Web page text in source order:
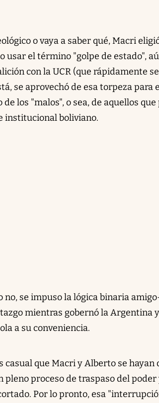
o vaya a saber qué, Macri
usar el término "golpe de estado",
con la UCR (que rápidamente
se aprovechó de esa torpeza
los "malos", o sea, de aquellos
institucional boliviano.
no, se impuso la lógica binaria
mientras gobernó la Argentina
a su conveniencia.
casual que Macri y Alberto se
pleno proceso de traspaso del
Por lo pronto, esa